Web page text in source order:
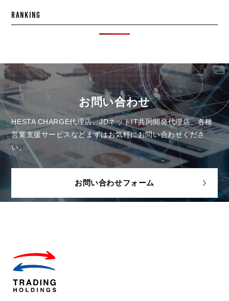
RANKING
お問い合わせ
HESTA CHARGE代理店、JDネットIT共同開発代理店、各種
営業支援サービスなどまずはお気軽にお問い合わせくださ
い。
お問い合わせフォーム